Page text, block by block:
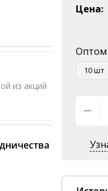
из акций
Цена:
10 шт